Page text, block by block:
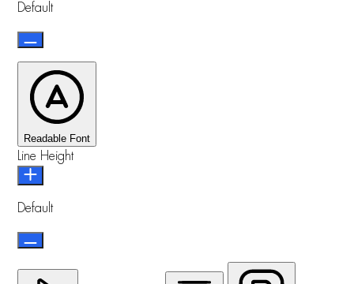
Default
Readable Font
Line Height
Default